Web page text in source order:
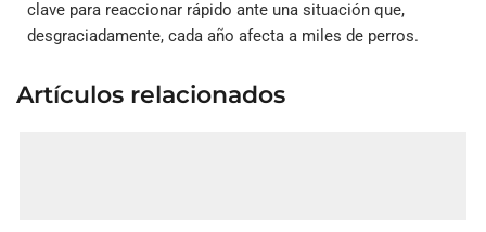
clave para reaccionar rápido ante una situación que,
desgraciadamente, cada año afecta a miles de perros.
Artículos relacionados